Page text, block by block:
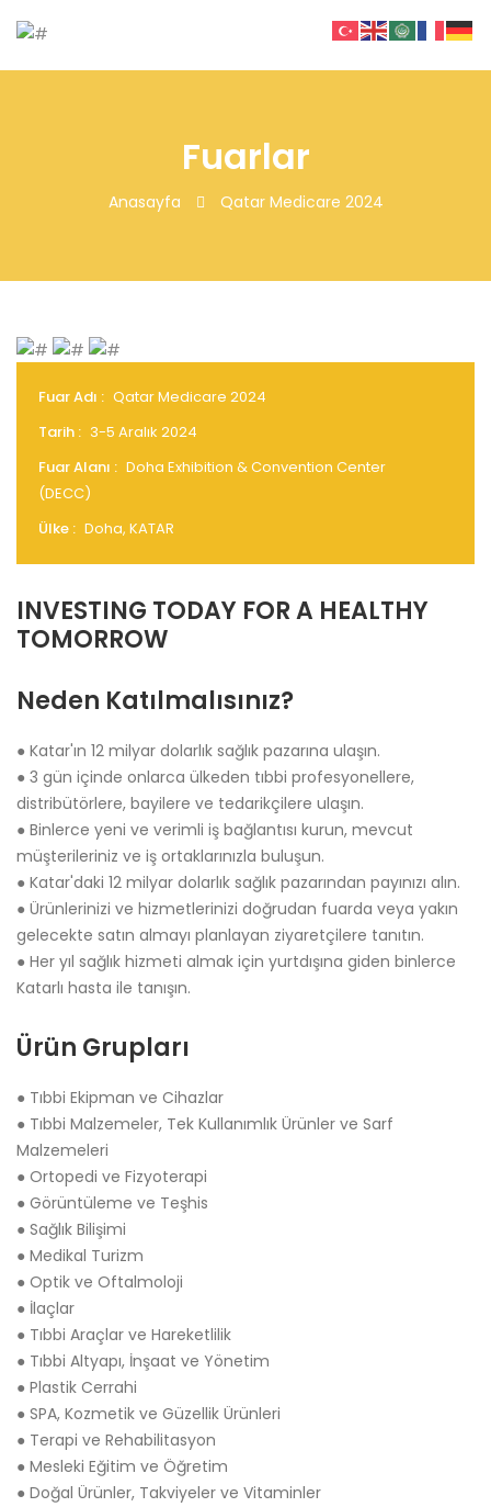
Fuarlar
Anasayfa Qatar Medicare 2024
Fuar Adı : Qatar Medicare 2024
Tarih : 3-5 Aralık 2024
Fuar Alanı : Doha Exhibition & Convention Center
(DECC)
Ülke : Doha, KATAR
INVESTING TODAY FOR A HEALTHY
TOMORROW
Neden Katılmalısınız?
● Katar'ın 12 milyar dolarlık sağlık pazarına ulaşın.
● 3 gün içinde onlarca ülkeden tıbbi profesyonellere,
distribütörlere, bayilere ve tedarikçilere ulaşın.
● Binlerce yeni ve verimli iş bağlantısı kurun, mevcut
müşterileriniz ve iş ortaklarınızla buluşun.
● Katar'daki 12 milyar dolarlık sağlık pazarından payınızı alın.
● Ürünlerinizi ve hizmetlerinizi doğrudan fuarda veya yakın
gelecekte satın almayı planlayan ziyaretçilere tanıtın.
● Her yıl sağlık hizmeti almak için yurtdışına giden binlerce
Katarlı hasta ile tanışın.
Ürün Grupları
● Tıbbi Ekipman ve Cihazlar
● Tıbbi Malzemeler, Tek Kullanımlık Ürünler ve Sarf
Malzemeleri
● Ortopedi ve Fizyoterapi
● Görüntüleme ve Teşhis
● Sağlık Bilişimi
● Medikal Turizm
● Optik ve Oftalmoloji
● İlaçlar
● Tıbbi Araçlar ve Hareketlilik
● Tıbbi Altyapı, İnşaat ve Yönetim
● Plastik Cerrahi
● SPA, Kozmetik ve Güzellik Ürünleri
● Terapi ve Rehabilitasyon
● Mesleki Eğitim ve Öğretim
● Doğal Ürünler, Takviyeler ve Vitaminler